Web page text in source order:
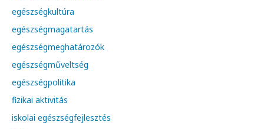
egészségkultúra
egészségmagatartás
egészségmeghatározók
egészségműveltség
egészségpolitika
fizikai aktivitás
iskolai egészségfejlesztés